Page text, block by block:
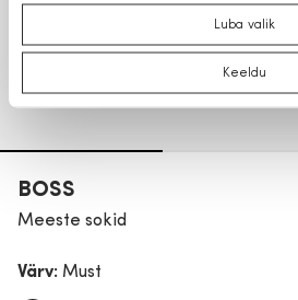
Luba valik
Keeldu
BOSS
Meeste sokid
Värv: Must